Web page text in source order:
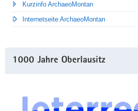
Kurzinfo ArchaeoMontan
Internetseite ArchaeoMontan
1000 Jahre Oberlausitz